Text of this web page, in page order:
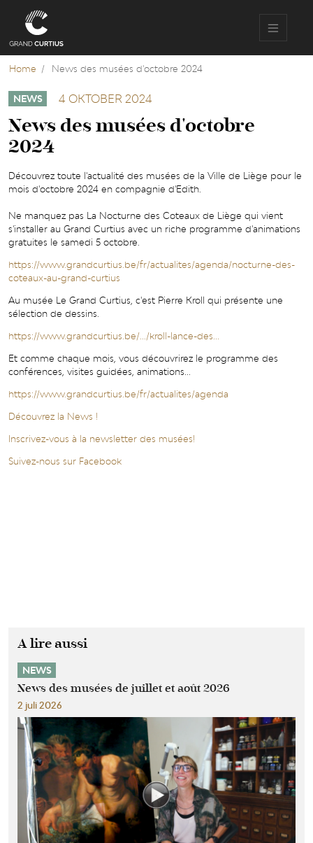
de
gaan
Home News des musées d'octobre 2024
NEWS 4 OKTOBER 2024
News des musées d'octobre
2024
Découvrez toute l'actualité des musées de la Ville de Liège pour le
mois d'octobre 2024 en compagnie d'Edith.
Ne manquez pas La Nocturne des Coteaux de Liège qui vient
s'installer au Grand Curtius avec un riche programme d'animations
gratuites le samedi 5 octobre.
https://www.grandcurtius.be/fr/actualites/agenda/nocturne-des-
coteaux-au-grand-curtius
Au musée Le Grand Curtius, c'est Pierre Kroll qui présente une
sélection de dessins.
https://www.grandcurtius.be/.../kroll-lance-des...
Et comme chaque mois, vous découvrirez le programme des
conférences, visites guidées, animations...
https://www.grandcurtius.be/fr/actualites/agenda
Découvrez la News !
Inscrivez-vous à la newsletter des musées!
Suivez-nous sur Facebook
A lire aussi
NEWS
News des musées de juillet et août 2026
2 juli 2026